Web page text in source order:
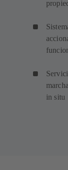
in situ